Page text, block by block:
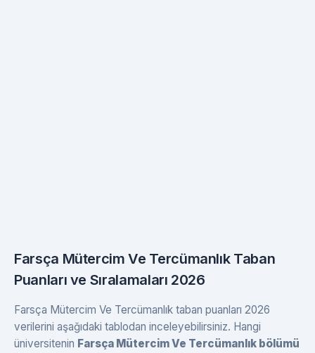
Farsça Mütercim Ve Tercümanlık Taban
Puanları ve Sıralamaları 2026
Farsça Mütercim Ve Tercümanlık taban puanları 2026
verilerini aşağıdaki tablodan inceleyebilirsiniz. Hangi
üniversitenin Farsça Mütercim Ve Tercümanlık bölümü